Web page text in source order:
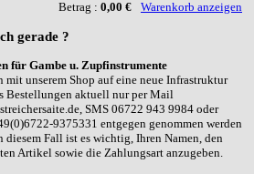
Betrag : 0,00 € Warenkorb anzeigen
gerade ?
für Gambe u. Zupfinstrumente
mit unserem Shop auf eine neue Infrastruktur
Bestellungen aktuell nur per Mail
SMS 06722 943 9984 oder
9375331 entgegen genommen werden
diesem Fall ist es wichtig, Ihren Namen, den
Artikel sowie die Zahlungsart anzugeben.